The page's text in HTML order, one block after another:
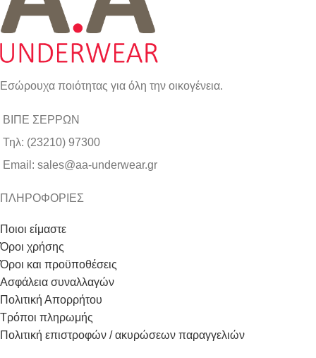
Εσώρουχα ποιότητας για όλη την οικογένεια.
ΒΙΠΕ ΣΕΡΡΩΝ
Τηλ: (23210) 97300
Email: sales@aa-underwear.gr
ΠΛΗΡΟΦΟΡΙΕΣ
Ποιοι είμαστε
Όροι χρήσης
Όροι και προϋποθέσεις
Ασφάλεια συναλλαγών
Πολιτική Απορρήτου
Τρόποι πληρωμής
Πολιτική επιστροφών / ακυρώσεων παραγγελιών